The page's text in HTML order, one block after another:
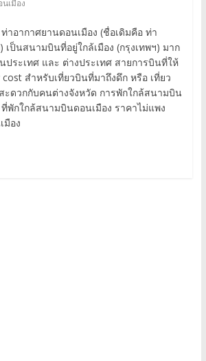
เมือง
าอากาศยานดอนเมือง (ชื่อเดิมคือ ท่า
เป็นสนามบินที่อยู่ใกล้เมือง (กรุงเทพฯ) มาก
ประเทศ และ ต่างประเทศ สายการบินที่ให้
สำหรับเที่ยวบินที่มาถึงดึก หรือ เที่ยว
ะดวกกับคนต่างจังหวัด การพักใกล้สนามบิน
ที่พักใกล้สนามบินดอนเมือง ราคาไม่แพง
มือง